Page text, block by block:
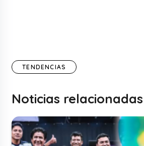
TENDENCIAS
Noticias relacionadas